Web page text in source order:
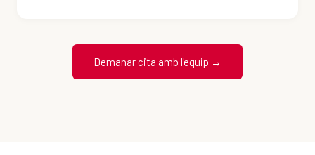
Demanar cita amb l'equip →